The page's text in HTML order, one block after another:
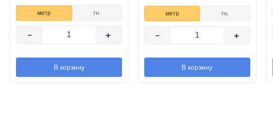
метр тн.
- +
В корзину
метр тн.
- +
В корзину